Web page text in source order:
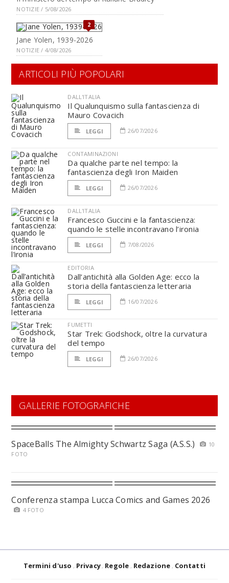
NOTIZIE / 5/08/2026
2
Jane Yolen, 1939-2026
NOTIZIE / 4/08/2026
ARTICOLI PIÙ POPOLARI
DALL'ITALIA
Il Qualunquismo sulla fantascienza di
Mauro Covacich
LEGGI 26/07/2026
CONTAMINAZIONI
Da qualche parte nel tempo: la
fantascienza degli Iron Maiden
LEGGI 26/07/2026
DALL'ITALIA
Francesco Guccini e la fantascienza:
quando le stelle incontravano l’ironia
LEGGI 7/08/2026
EDITORIA
Dall’antichità alla Golden Age: ecco la
storia della fantascienza letteraria
LEGGI 16/07/2026
FUMETTI
Star Trek: Godshock, oltre la curvatura
del tempo
LEGGI 26/07/2026
GALLERIE FOTOGRAFICHE
SpaceBalls The Almighty Schwartz Saga (A.S.S.)
10
FOTO
Conferenza stampa Lucca Comics and Games 2026
4 FOTO
Termini d'uso Privacy Regole Redazione Contatti